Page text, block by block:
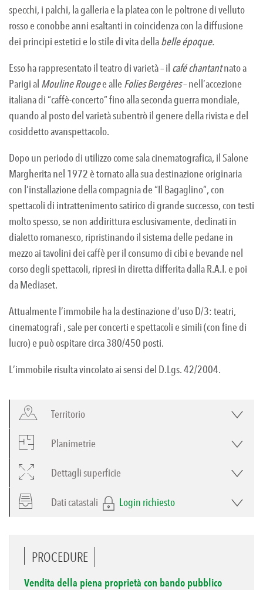
specchi, i palchi, la galleria e la platea con le poltrone di velluto
rosso e conobbe anni esaltanti in coincidenza con la diffusione
dei principi estetici e lo stile di vita dellabelle époque.
Esso ha rappresentato il teatro di varietà – il café chantantnato a
Parigi al Mouline Rougee alle Folies Bergères– nell’accezione
italiana di “caffè-concerto” fino alla seconda guerra mondiale,
quando al posto del varietà subentrò il genere della rivista e del
cosiddetto avanspettacolo.
Dopo un periodo di utilizzo come sala cinematografica, il Salone
Margherita nel 1972 è tornato alla sua destinazione originaria
con l’installazione della compagnia de “Il Bagaglino”, con
spettacoli di intrattenimento satirico di grande successo, con testi
molto spesso, se non addirittura esclusivamente, declinati in
dialetto romanesco, ripristinando il sistema delle pedane in
mezzo ai tavolini dei caffè per il consumo di cibi e bevande nel
corso degli spettacoli, ripresi in diretta differita dalla R.A.I. e poi
da Mediaset.
Attualmente l’immobile ha la destinazione d’uso D/3: teatri,
cinematografi , sale per concerti e spettacoli e simili (con fine di
lucro) e può ospitare circa 380/450 posti.
L’immobile risulta vincolato ai sensi del D.Lgs. 42/2004.
Territorio
Planimetrie
Dettagli superficie
Dati catastali Login richiesto
PROCEDURE
Vendita della piena proprietà con bando pubblico